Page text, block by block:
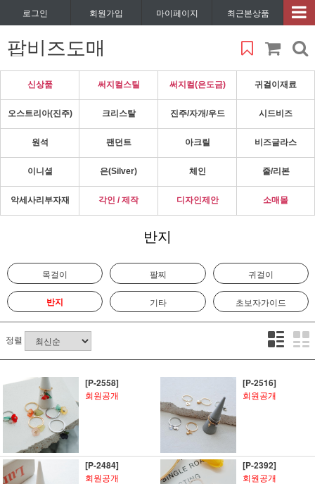
로그인 회원가입 마이페이지 최근본상품
팝비즈도매
신상품 써지컬스틸 써지컬(은도금) 귀걸이재료
오스트리아(진주) 크리스탈 진주/자개/우드 시드비즈
원석 팬던트 아크릴 비즈글라스
이니셜 은(Silver) 체인 줄/리본
악세사리부자재 각인 / 제작 디자인제안 소매몰
반지
목걸이 팔찌 귀걸이
반지 기타 초보자가이드
정렬
[P-2558]
회원공개
[P-2516]
회원공개
[P-2484]
회원공개
[P-2392]
회원공개